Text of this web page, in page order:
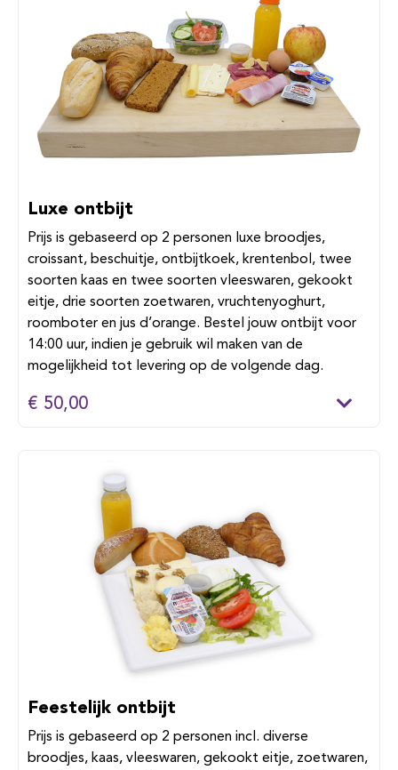
Luxe ontbijt
Prijs is gebaseerd op 2 personen luxe broodjes,
croissant, beschuitje, ontbijtkoek, krentenbol, twee
soorten kaas en twee soorten vleeswaren, gekookt
eitje, drie soorten zoetwaren, vruchtenyoghurt,
roomboter en jus d’orange. Bestel jouw ontbijt voor
14:00 uur, indien je gebruik wil maken van de
mogelijkheid tot levering op de volgende dag.
€ 50,00
Feestelijk ontbijt
Prijs is gebaseerd op 2 personen incl. diverse
broodjes, kaas, vleeswaren, gekookt eitje, zoetwaren,